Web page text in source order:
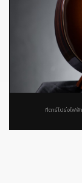
กีตาร์โปร่งไฟ